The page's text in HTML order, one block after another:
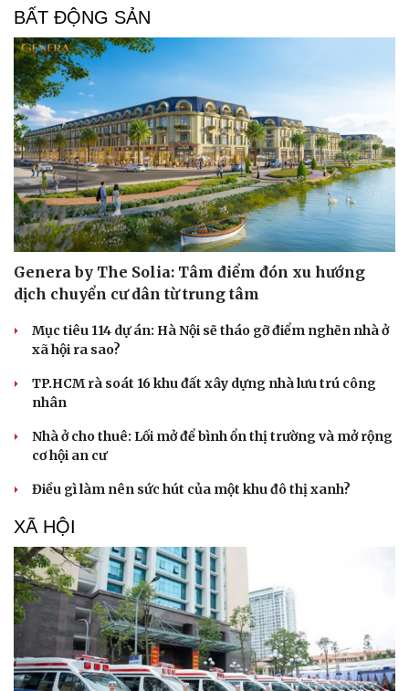
BẤT ĐỘNG SẢN
Genera by The Solia: Tâm điểm đón xu hướng
dịch chuyển cư dân từ trung tâm
Mục tiêu 114 dự án: Hà Nội sẽ tháo gỡ điểm nghẽn nhà ở
xã hội ra sao?
TP.HCM rà soát 16 khu đất xây dựng nhà lưu trú công
nhân
Nhà ở cho thuê: Lối mở để bình ổn thị trường và mở rộng
cơ hội an cư
Điều gì làm nên sức hút của một khu đô thị xanh?
XÃ HỘI